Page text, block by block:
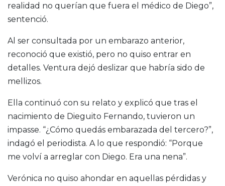
realidad no querían que fuera el médico de Diego”,
sentenció.
Al ser consultada por un embarazo anterior,
reconoció que existió, pero no quiso entrar en
detalles. Ventura dejó deslizar que habría sido de
mellizos.
Ella continuó con su relato y explicó que tras el
nacimiento de Dieguito Fernando, tuvieron un
impasse. “¿Cómo quedás embarazada del tercero?”,
indagó el periodista. A lo que respondió: “Porque
me volví a arreglar con Diego. Era una nena”.
Verónica no quiso ahondar en aquellas pérdidas y